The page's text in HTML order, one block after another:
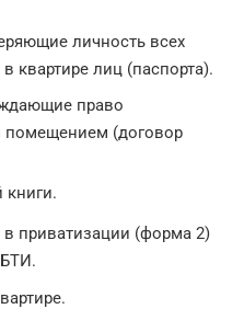
личность всех
квартире лиц (паспорта).
право
(договор
в приватизации (форма 2)